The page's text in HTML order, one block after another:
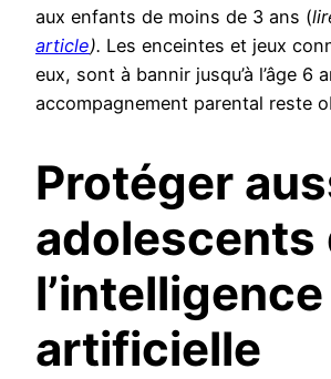
aux enfants de moins de 3 ans (
article). Les enceintes et jeux
eux, sont à bannir jusqu’à l’âge 6
accompagnement parental reste
Protéger
adolescents
l’intelligence
artificielle